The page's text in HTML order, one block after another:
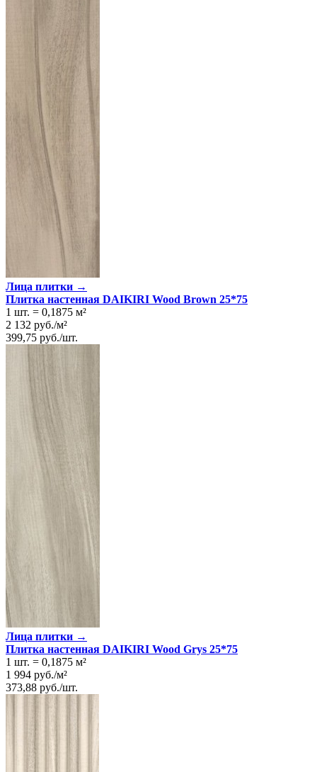
Лица плитки →
Плитка настенная DAIKIRI Wood Brown 25*75
1 шт. = 0,1875 м²
2 132 руб./м²
399,75 руб./шт.
Лица плитки →
Плитка настенная DAIKIRI Wood Grys 25*75
1 шт. = 0,1875 м²
1 994 руб./м²
373,88 руб./шт.